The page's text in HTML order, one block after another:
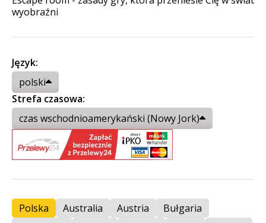
wyobraźni
Język:
polski
Strefa czasowa:
czas wschodnioamerykański (Nowy Jork)
Polska Australia Austria
Bułgaria